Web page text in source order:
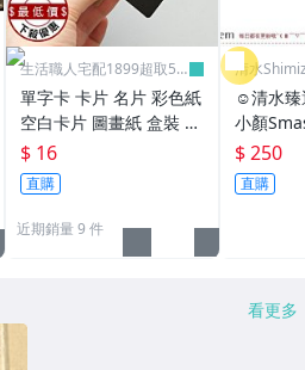
生活職人宅配1899超取59
單字卡 卡片 名片 彩色紙
空白卡片 圖畫紙 盒裝 名
片卡 塗鴉卡片 牛皮紙 美
勞卡片 明信片 ♣生活職
人♣【K130】
$ 16
直購
近期銷量 9 件
清水
☺清水
小顏
塑顏刷
場！af
$ 250
直購
看更多